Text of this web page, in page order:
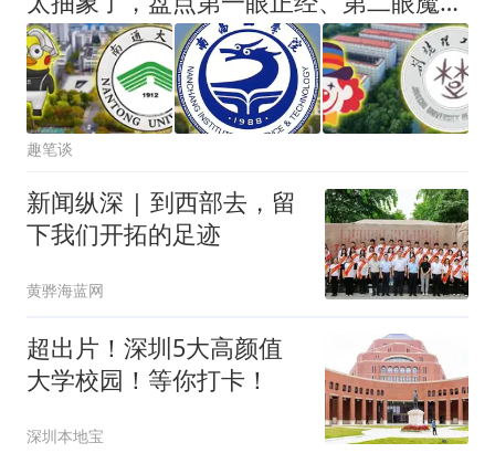
趣笔谈
新闻纵深 | 到西部去，留
下我们开拓的足迹
黄骅海蓝网
超出片！深圳5大高颜值
大学校园！等你打卡！
深圳本地宝